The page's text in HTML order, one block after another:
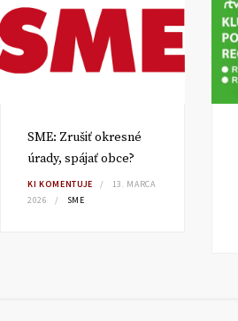
SME: Zrušiť okresné
úrady, spájať obce?
KI KOMENTUJE
13. MARCA
2026
SME